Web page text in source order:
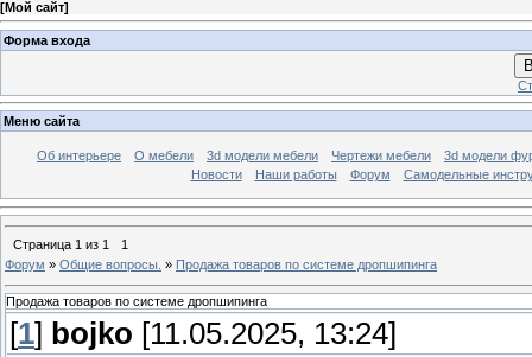
[Мой сайт]
Форма входа
Меню сайта
Об интерьере О мебели 3d модели мебели Чертежи мебели
3d модели
Новости
Наши работы Форум Самодельные
Страница 1 из 1
1
Форум » Общие вопросы. » Продажа товаров по системе дропшипинга
Продажа товаров по системе дропшипинга
[1] bojko [11.05.2025, 13:24]